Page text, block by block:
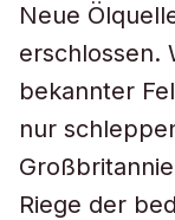
Neue
erschlossen.
bekannter
nur
Riege der